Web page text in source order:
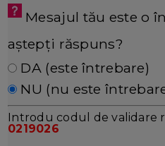
Mesajul tău este o
aștepți răspuns?
DA (este întrebare)
NU (nu este
Introdu codul de validare
0219026